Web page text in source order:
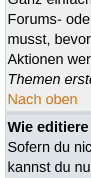
Forums-
musst,
Aktionen
Themen
Nach oben
Wie
Sofern du
kannst du